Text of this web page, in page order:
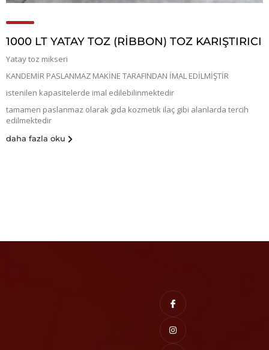
1000 LT YATAY TOZ (RİBBON) TOZ KARIŞTIRICI
Yatay toz mikseri
KANDEMİR PASLANMAZ MAKİNE TARAFINDAN İMAL EDİLMİŞTİR
istenilen kapasitelerde imal edilebilinmektedir
tamamen paslanmaz olarak gıda kozmetik ilaç gibi alanlarda tercih
edilmektedir
daha fazla oku